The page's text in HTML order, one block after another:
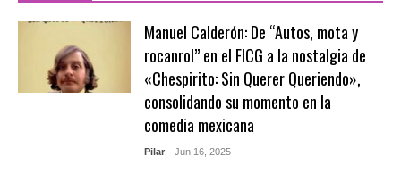
Manuel Calderón: De “Autos, mota y
rocanrol” en el FICG a la nostalgia de
«Chespirito: Sin Querer Queriendo»,
consolidando su momento en la
comedia mexicana
Pilar - Jun 16, 2025